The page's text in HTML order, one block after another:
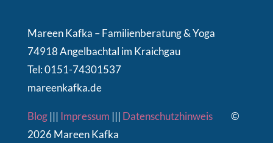
Mareen Kafka – Familienberatung & Yoga
74918 Angelbachtal im Kraichgau
Tel: 0151-74301537
mareenkafka.de
Blog||| Impressum ||| Datenschutzhinweis©
2026 Mareen Kafka